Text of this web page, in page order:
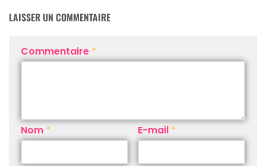
LAISSER UN COMMENTAIRE
Commentaire *
Nom * E-mail *